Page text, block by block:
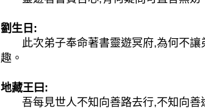
劉生日:
此次弟子奉命著書靈遊冥府,為何不讓
趣。
地藏王曰:
吾每見世人不知向善路去行,不知向善